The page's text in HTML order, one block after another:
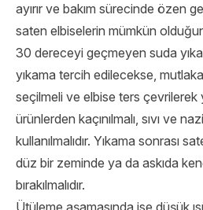
ayırır ve bakım sürecinde özen
saten elbiselerin mümkün
30 dereceyi geçmeyen suda
yıkama tercih edilecekse,
seçilmeli ve elbise ters çevrilerek
ürünlerden kaçınılmalı, sıvı ve
kullanılmalıdır. Yıkama sonrası
düz bir zeminde ya da askıda
bırakılmalıdır.
Ütüleme aşamasında ise düşük